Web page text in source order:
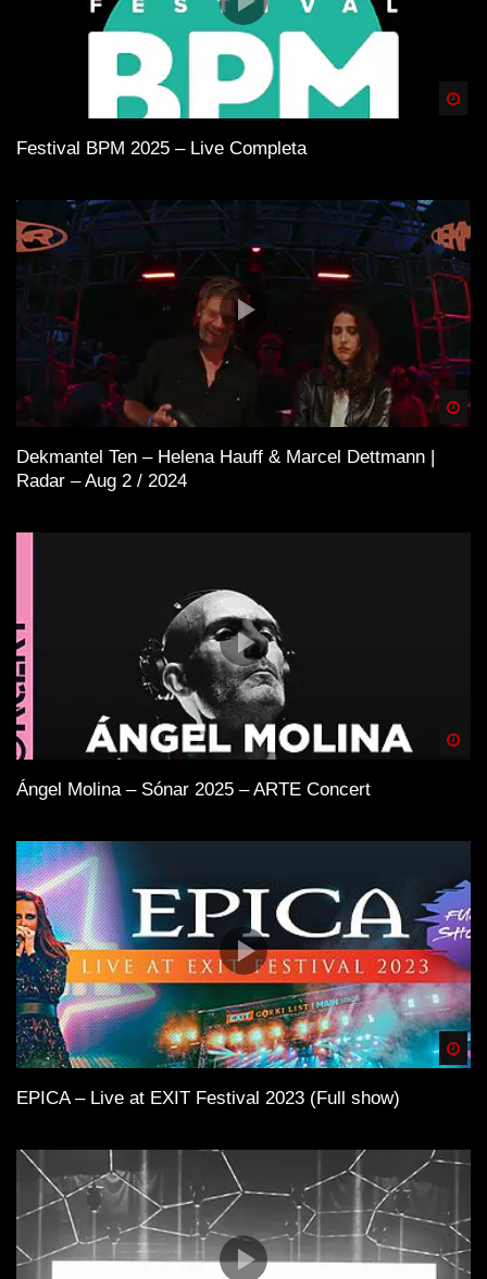
Festival BPM 2025 – Live Completa
Dekmantel Ten – Helena Hauff & Marcel Dettmann |
Radar – Aug 2 / 2024
Ángel Molina – Sónar 2025 – ARTE Concert
EPICA – Live at EXIT Festival 2023 (Full show)